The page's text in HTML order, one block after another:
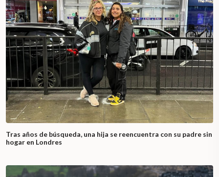
Tras años de búsqueda, una hija se reencuentra con su padre sin
hogar en Londres